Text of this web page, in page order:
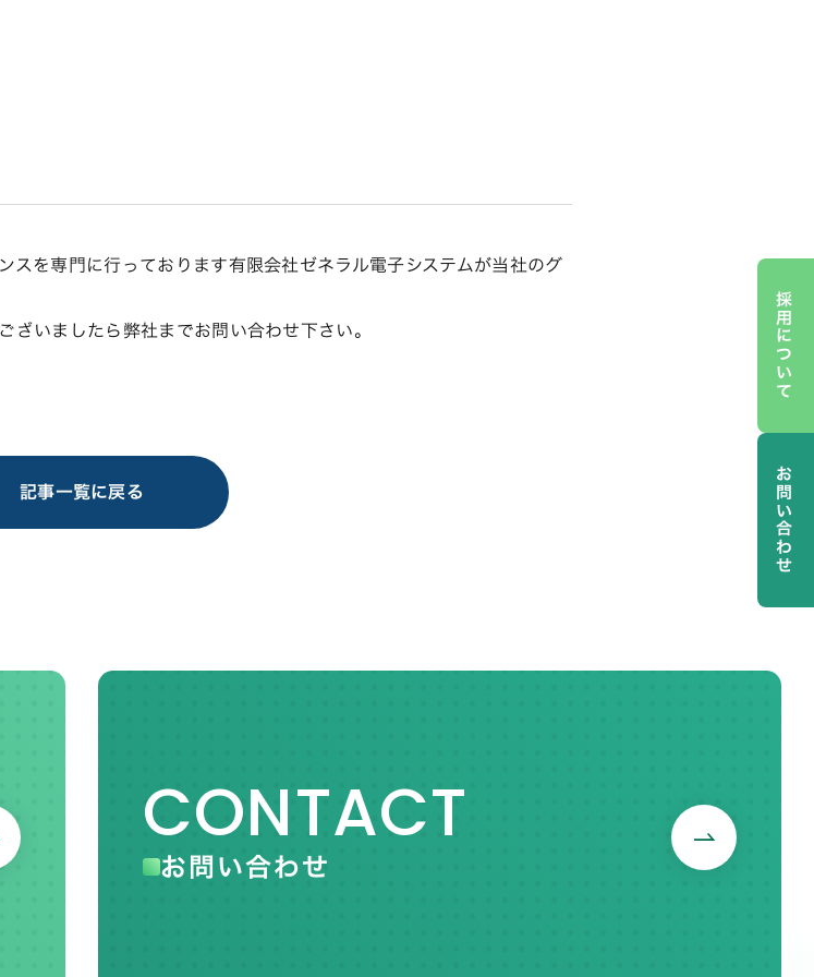
採用について
お問い合わせ
スを専門に行っております有限会社ゼネラル電子システムが当社のグ
いましたら弊社までお問い合わせ下さい。
記事一覧に戻る
CONTACT
お問い合わせ